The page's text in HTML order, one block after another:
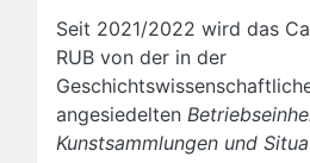
Seit 2021/2022 wird das
RUB von der in der
angesiedelten
Kunstsammlungen und